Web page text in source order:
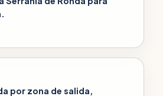
por zona de salida,